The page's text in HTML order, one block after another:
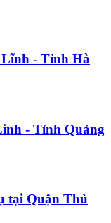
- Tỉnh Hà
- Tỉnh Quảng
tại Quận Thủ